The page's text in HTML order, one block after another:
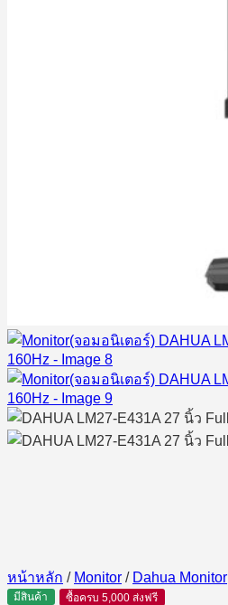
หน้าหลัก / Monitor / Dahua Monitor
มีสินค้า ซื้อครบ 5,000 ส่งฟรี